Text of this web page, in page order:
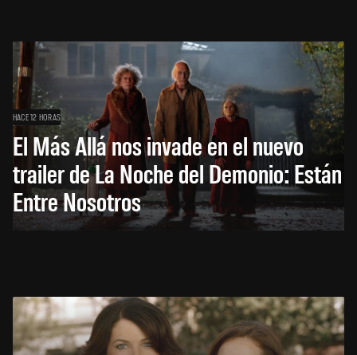
HACE 12 HORAS
El Más Allá nos invade en el nuevo
trailer de La Noche del Demonio: Están
Entre Nosotros